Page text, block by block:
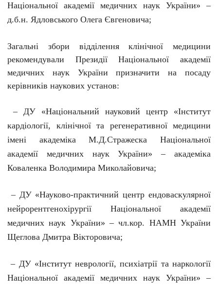
Національної академії медичних наук України» –
д.б.н. Ядловського Олега Євгеновича;
Загальні збори відділення клінічної медицини
рекомендували Президії Національної академії
медичних наук України призначити на посаду
керівників наукових установ:
– ДУ «Національний науковий центр «Інститут
кардіології, клінічної та регенеративної медицини
імені академіка М.Д.Стражеска Національної
академії медичних наук України» – академіка
Коваленка Володимира Миколайовича;
– ДУ «Науково-практичний центр ендоваскулярної
нейрорентгенохірургії Національної академії
медичних наук України» – чл.кор. НАМН України
Щеглова Дмитра Вікторовича;
– ДУ «Інститут неврології, психіатрії та наркології
Національної академії медичних наук України» –